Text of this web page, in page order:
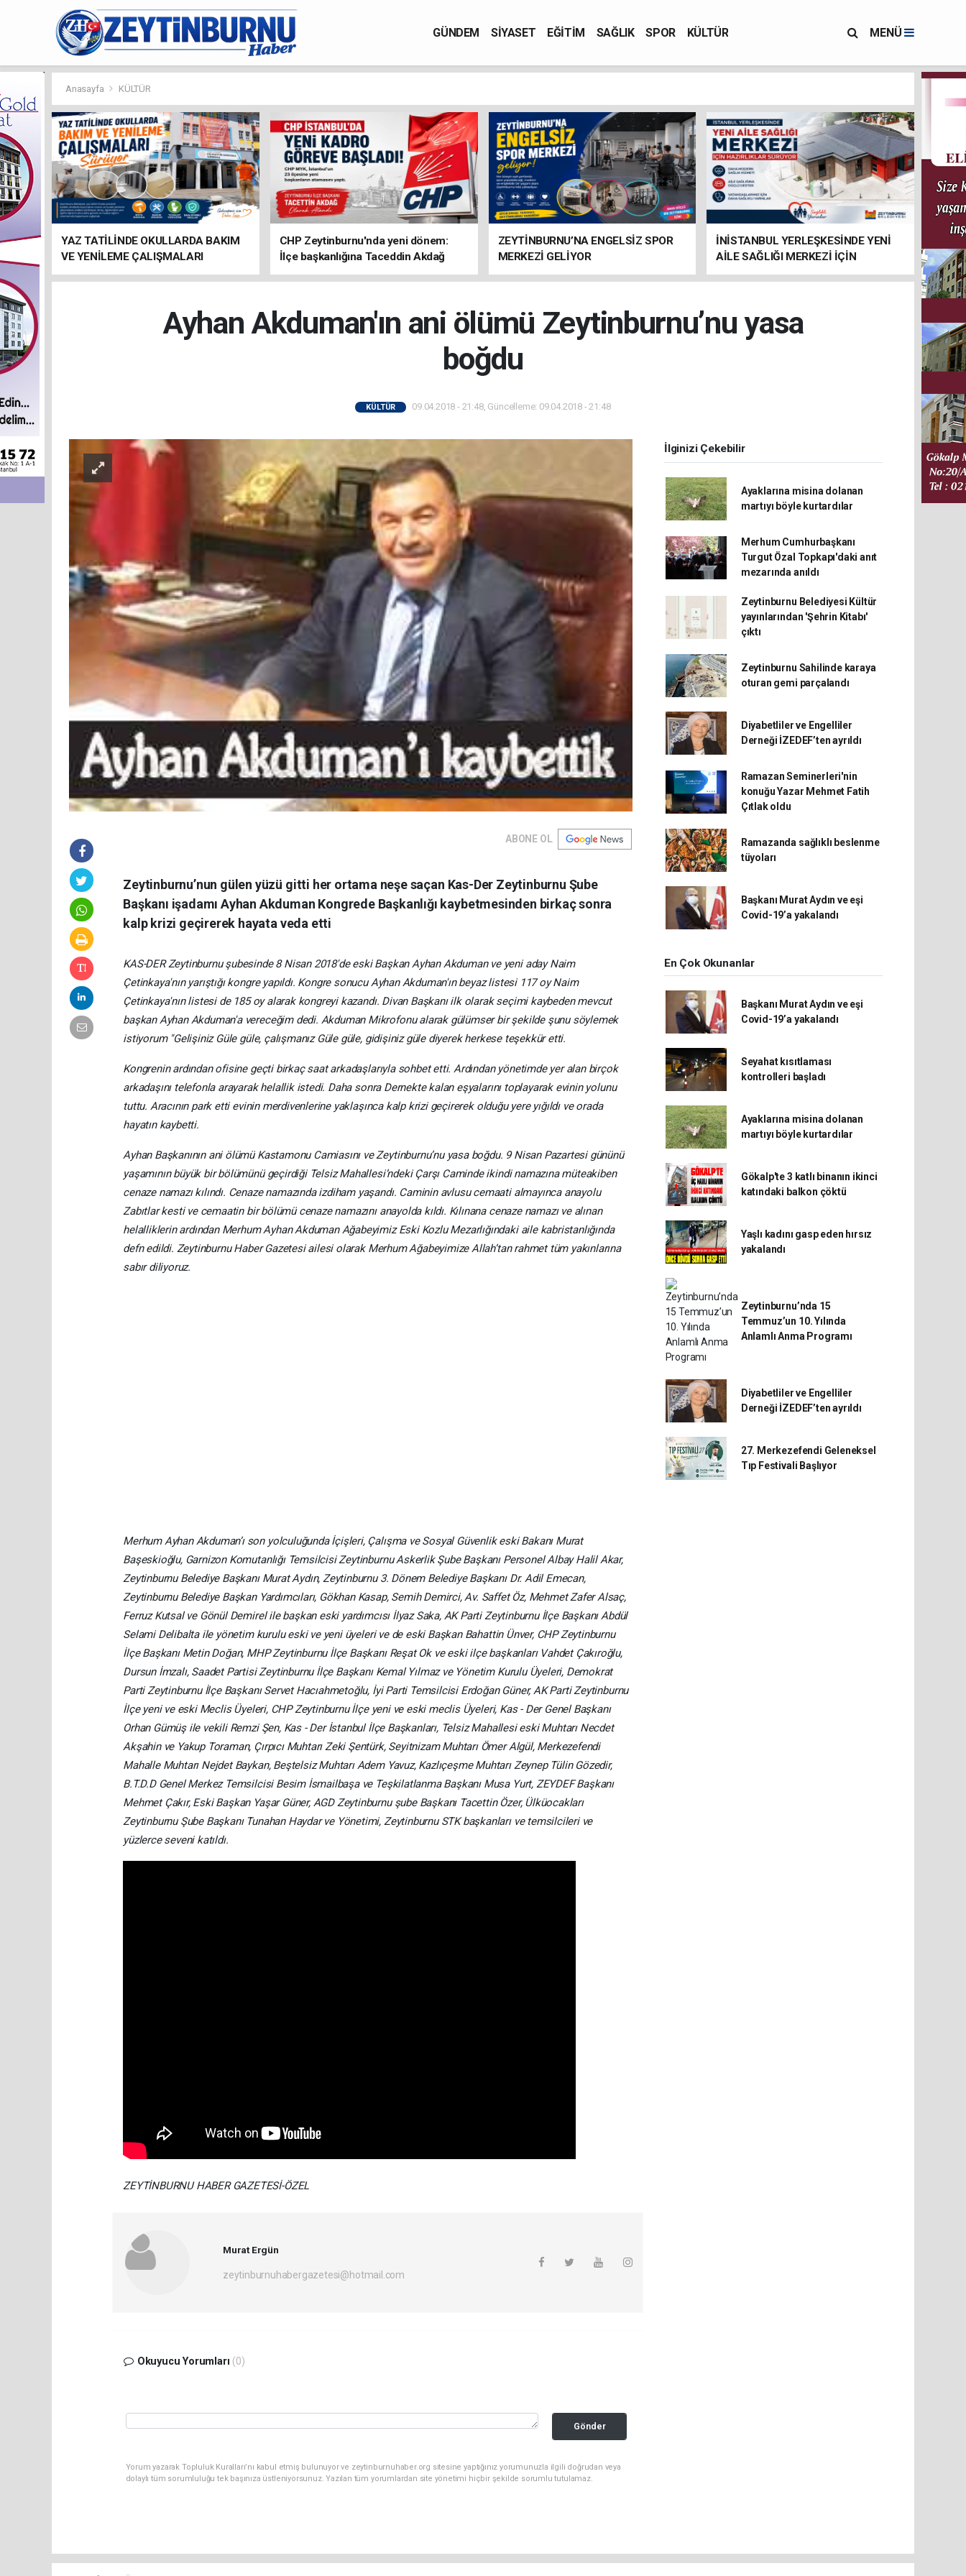
GÜNDEM SİYASET EĞİTİM SAĞLIK SPOR KÜLTÜR MENÜ
Anasayfa KÜLTÜR
YAZ TATİLİNDE OKULLARDA BAKIM
VE YENİLEME ÇALIŞMALARI
SÜRÜYOR
CHP Zeytinburnu'nda yeni dönem:
İlçe başkanlığına Taceddin Akdağ
atandı
ZEYTİNBURNU’NA ENGELSİZ SPOR
MERKEZİ GELİYOR
İNİSTANBUL YERLEŞKESİNDE YENİ
AİLE SAĞLIĞI MERKEZİ İÇİN
HAZIRLIKLAR SÜRÜYOR
Ayhan Akduman'ın ani ölümü Zeytinburnu’nu yasa
boğdu
KÜLTÜR 09.04.2018 - 21:48, Güncelleme: 09.04.2018 - 21:48
ABONE OL
Zeytinburnu’nun gülen yüzü gitti her ortama neşe saçan Kas-Der Zeytinburnu Şube
Başkanı işadamı Ayhan Akduman Kongrede Başkanlığı kaybetmesinden birkaç sonra
kalp krizi geçirerek hayata veda etti
KAS-DER Zeytinburnu şubesinde 8 Nisan 2018'de eski Başkan Ayhan Akduman ve yeni aday Naim
Çetinkaya'nın yarıştığı kongre yapıldı. Kongre sonucu Ayhan Akduman'ın beyaz listesi 117 oy Naim
Çetinkaya'nın listesi de 185 oy alarak kongreyi kazandı. Divan Başkanı ilk olarak seçimi kaybeden mevcut
başkan Ayhan Akduman'a vereceğim dedi. Akduman Mikrofonu alarak gülümser bir şekilde şunu söylemek
istiyorum "Gelişiniz Güle güle, çalışmanız Güle güle, gidişiniz güle diyerek herkese teşekkür etti.
Kongrenin ardından ofisine geçti birkaç saat arkadaşlarıyla sohbet etti. Ardından yönetimde yer alan birçok
arkadaşını telefonla arayarak helallik istedi. Daha sonra Dernekte kalan eşyalarını toplayarak evinin yolunu
tuttu. Aracının park etti evinin merdivenlerine yaklaşınca kalp krizi geçirerek olduğu yere yığıldı ve orada
hayatın kaybetti.
Ayhan Başkanının ani ölümü Kastamonu Camiasını ve Zeytinburnu’nu yasa boğdu. 9 Nisan Pazartesi gününü
yaşamının büyük bir bölümünü geçirdiği Telsiz Mahallesi’ndeki Çarşı Caminde ikindi namazına müteakiben
cenaze namazı kılındı. Cenaze namazında izdiham yaşandı. Caminin avlusu cemaati almayınca anayolu
Zabıtlar kesti ve cemaatin bir bölümü cenaze namazını anayolda kıldı. Kılınana cenaze namazı ve alınan
helalliklerin ardından Merhum Ayhan Akduman Ağabeyimiz Eski Kozlu Mezarlığındaki aile kabristanlığında
defn edildi. Zeytinburnu Haber Gazetesi ailesi olarak Merhum Ağabeyimize Allah’tan rahmet tüm yakınlarına
sabır diliyoruz.
Merhum Ayhan Akduman’ı son yolculuğunda İçişleri, Çalışma ve Sosyal Güvenlik eski Bakanı Murat
Başeskioğlu, Garnizon Komutanlığı Temsilcisi Zeytinburnu Askerlik Şube Başkanı Personel Albay Halil Akar,
Zeytinburnu Belediye Başkanı Murat Aydın, Zeytinburnu 3. Dönem Belediye Başkanı Dr. Adil Emecan,
Zeytinburnu Belediye Başkan Yardımcıları, Gökhan Kasap, Semih Demirci, Av. Saffet Öz, Mehmet Zafer Alsaç,
Ferruz Kutsal ve Gönül Demirel ile başkan eski yardımcısı İlyaz Saka, AK Parti Zeytinburnu İlçe Başkanı Abdül
Selami Delibalta ile yönetim kurulu eski ve yeni üyeleri ve de eski Başkan Bahattin Ünver, CHP Zeytinburnu
İlçe Başkanı Metin Doğan, MHP Zeytinburnu İlçe Başkanı Reşat Ok ve eski ilçe başkanları Vahdet Çakıroğlu,
Dursun İmzalı, Saadet Partisi Zeytinburnu İlçe Başkanı Kemal Yılmaz ve Yönetim Kurulu Üyeleri, Demokrat
Parti Zeytinburnu İlçe Başkanı Servet Hacıahmetoğlu, İyi Parti Temsilcisi Erdoğan Güner, AK Parti Zeytinburnu
İlçe yeni ve eski Meclis Üyeleri, CHP Zeytinburnu İlçe yeni ve eski meclis Üyeleri, Kas - Der Genel Başkanı
Orhan Gümüş ile vekili Remzi Şen, Kas - Der İstanbul İlçe Başkanları, Telsiz Mahallesi eski Muhtarı Necdet
Akşahin ve Yakup Toraman, Çırpıcı Muhtarı Zeki Şentürk, Seyitnizam Muhtarı Ömer Algül, Merkezefendi
Mahalle Muhtarı Nejdet Baykan, Beştelsiz Muhtarı Adem Yavuz, Kazlıçeşme Muhtarı Zeynep Tülin Gözedir,
B.T.D.D Genel Merkez Temsilcisi Besim İsmailbaşa ve Teşkilatlanma Başkanı Musa Yurt, ZEYDEF Başkanı
Mehmet Çakır, Eski Başkan Yaşar Güner, AGD Zeytinburnu şube Başkanı Tacettin Özer, Ülküocakları
Zeytinburnu Şube Başkanı Tunahan Haydar ve Yönetimi, Zeytinburnu STK başkanları ve temsilcileri ve
yüzlerce seveni katıldı.
ZEYTİNBURNU HABER GAZETESİ-ÖZEL
Murat Ergün
zeytinburnuhabergazetesi@hotmail.com
Okuyucu Yorumları (0)
Gönder
Yorum yazarak Topluluk Kuralları’nı kabul etmiş bulunuyor ve zeytinburnuhaber.org sitesine yaptığınız yorumunuzla ilgili doğrudan veya
dolaylı tüm sorumluluğu tek başınıza üstleniyorsunuz. Yazılan tüm yorumlardan site yönetimi hiçbir şekilde sorumlu tutulamaz.
İlginizi Çekebilir
Ayaklarına misina dolanan
martıyı böyle kurtardılar
Merhum Cumhurbaşkanı
Turgut Özal Topkapı'daki anıt
mezarında anıldı
Zeytinburnu Belediyesi Kültür
yayınlarından 'Şehrin Kitabı'
çıktı
Zeytinburnu Sahilinde karaya
oturan gemi parçalandı
Diyabetliler ve Engelliler
Derneği İZEDEF’ten ayrıldı
Ramazan Seminerleri'nin
konuğu Yazar Mehmet Fatih
Çıtlak oldu
Ramazanda sağlıklı beslenme
tüyoları
Başkanı Murat Aydın ve eşi
Covid-19’a yakalandı
En Çok Okunanlar
Başkanı Murat Aydın ve eşi
Covid-19’a yakalandı
Seyahat kısıtlaması
kontrolleri başladı
Ayaklarına misina dolanan
martıyı böyle kurtardılar
Gökalp'te 3 katlı binanın ikinci
katındaki balkon çöktü
Yaşlı kadını gasp eden hırsız
yakalandı
Zeytinburnu’nda 15
Temmuz’un 10. Yılında
Anlamlı Anma Programı
Diyabetliler ve Engelliler
Derneği İZEDEF’ten ayrıldı
27. Merkezefendi Geleneksel
Tıp Festivali Başlıyor